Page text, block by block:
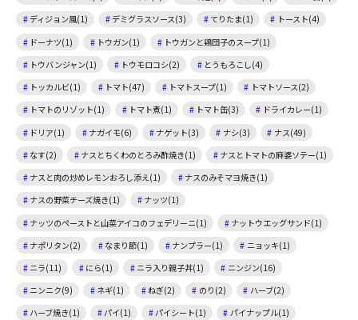
ディジョン風(1)
デミグラスソース(3) てりたま(1)
トースト(4)
ドーナツ(1)
トウガン(1)
トウガンと鶏団子のスープ(1)
トウバンジャン(1)
トウモロコシ(2)
とうもろこし(4)
トッカルビ(1)
トマト(47) トマトスープ(1)
トマトソース(2)
トマトのリゾット(1)
トマト煮(1) トマト缶(3)
ドライカレー(1)
ドリア(1)
ナガイモ(6) ナゲット(3) ナシ(3)
ナス(49)
なす(2)
ナスとちくわのとろみ酢焼き(1)
ナスとトマトの麻婆ソテー(1)
ナスと肉の炒めレモンおろし添え(1)
ナスのみそマヨ焼き(1)
ナスの野菜チーズ焼き(1)
ナッツ(1)
ナッツのペーストと山菜アイコのフェデリーニ(1)
ナットウエッグサンド(1)
ナポリタン(2)
なまり節(1) ナンプラー(1)
ニョッキ(1)
ニラ(11)
にら(1) ニラ入り親子丼(1)
ニンジン(16)
ニンニク(9)
ネギ(1) ねぎ(2) のり(2)
ハーブ(2)
ハーブ焼き(1)
パイ(1) パイシート(1)
パイナップル(1)